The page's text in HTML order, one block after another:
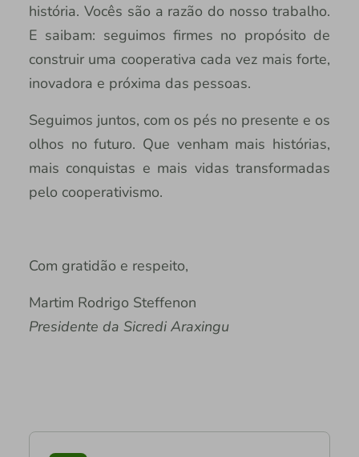
história. Vocês são a razão do nosso trabalho.
E saibam: seguimos firmes no propósito de
construir uma cooperativa cada vez mais forte,
inovadora e próxima das pessoas.
Seguimos juntos, com os pés no presente e os
olhos no futuro. Que venham mais histórias,
mais conquistas e mais vidas transformadas
pelo cooperativismo.
Com gratidão e respeito,
Martim Rodrigo Steffenon
Presidente da Sicredi Araxingu